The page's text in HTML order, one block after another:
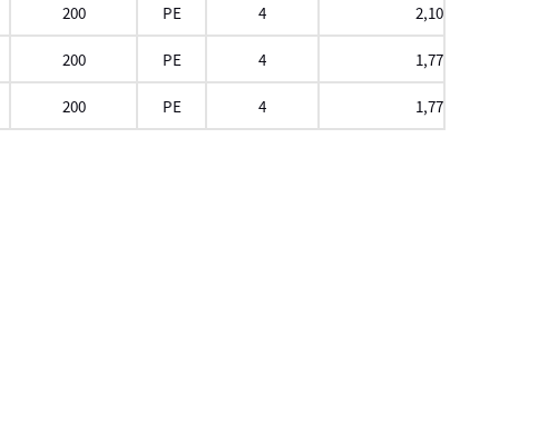
200 PE 4 2,100
200 PE 4 1,770
200 PE 4 1,770